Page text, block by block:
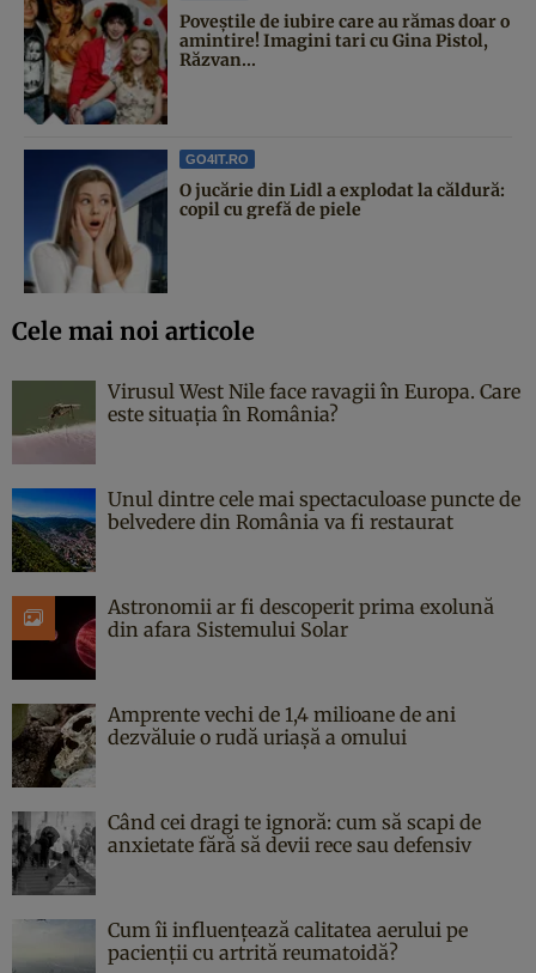
Poveştile de iubire care au rămas doar o
amintire! Imagini tari cu Gina Pistol,
Răzvan...
GO4IT.RO
O jucărie din Lidl a explodat la căldură:
copil cu grefă de piele
Cele mai noi articole
Virusul West Nile face ravagii în Europa. Care
este situația în România?
Unul dintre cele mai spectaculoase puncte de
belvedere din România va fi restaurat
Astronomii ar fi descoperit prima exolună
din afara Sistemului Solar
Amprente vechi de 1,4 milioane de ani
dezvăluie o rudă uriașă a omului
Când cei dragi te ignoră: cum să scapi de
anxietate fără să devii rece sau defensiv
Cum îi influențează calitatea aerului pe
pacienții cu artrită reumatoidă?